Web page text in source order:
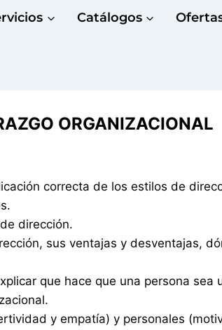
Catálogos
ORGANIZACIONAL
correcta de los estilos de
dirección.
sus ventajas y desventajas,
que hace que una persona sea
y empatía) y personales